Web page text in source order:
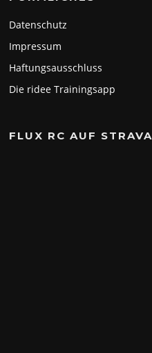
Datenschutz
Impressum
Haftungsausschluss
Die ridee Trainingsapp
FLUX RC AUF STRAVA